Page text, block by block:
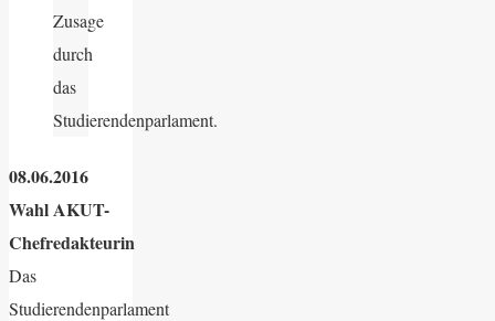
Zusage
durch
das
Studierendenparlament.
08.06.2016
Wahl AKUT-
Chefredakteurin
Das
Studierendenparlament